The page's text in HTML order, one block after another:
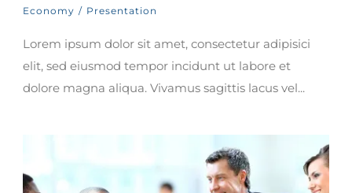
Economy / Presentation
Lorem ipsum dolor sit amet, consectetur adipisici
elit, sed eiusmod tempor incidunt ut labore et
dolore magna aliqua. Vivamus sagittis lacus vel...